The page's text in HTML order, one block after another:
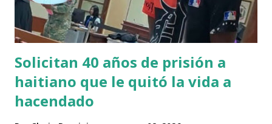
#WorldBaseballClassic #RepúblicaDominicana #Victoria
#ListínDiario pic.twitter.com/lQzJmszgam — LISTÍN
DIARIO (@List...
Solicitan 40 años de prisión a
haitiano que le quitó la vida a
hacendado